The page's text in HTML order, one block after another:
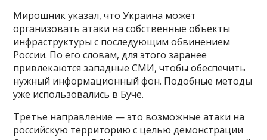
Мирошник указал, что Украина может
организовать атаки на собственные объекты
инфраструктуры с последующим обвинением
России. По его словам, для этого заранее
привлекаются западные СМИ, чтобы обеспечить
нужный информационный фон. Подобные методы
уже использовались в Буче.
Третье направление — это возможные атаки на
российскую территорию с целью демонстрации